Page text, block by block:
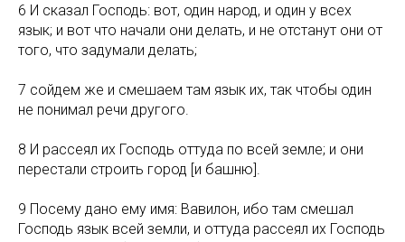
6 И сказал Господь: вот, один народ, и один у всех
язык; и вот что начали они делать, и не отстанут они от
того, что задумали делать;
7 сойдем же и смешаем там язык их, так чтобы один
не понимал речи другого.
8 И рассеял их Господь оттуда по всей земле; и они
перестали строить город [и башню].
9 Посему дано ему имя: Вавилон, ибо там смешал
Господь язык всей земли, и оттуда рассеял их Господь